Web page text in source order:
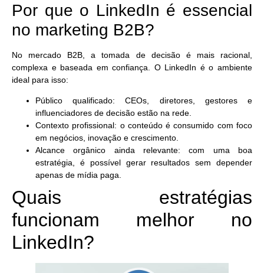
Por que o LinkedIn é essencial
no marketing B2B?
No mercado B2B, a tomada de decisão é mais racional,
complexa e baseada em confiança. O LinkedIn é o ambiente
ideal para isso:
Público qualificado: CEOs, diretores, gestores e
influenciadores de decisão estão na rede.
Contexto profissional: o conteúdo é consumido com foco
em negócios, inovação e crescimento.
Alcance orgânico ainda relevante: com uma boa
estratégia, é possível gerar resultados sem depender
apenas de mídia paga.
Quais estratégias
funcionam melhor no
LinkedIn?